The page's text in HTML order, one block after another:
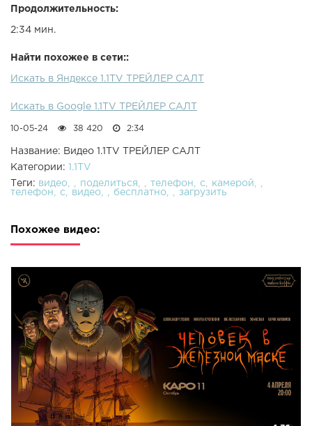
Продолжительность:
2:34 мин.
Найти похожее в сети::
Искать в Яндексе 1.1TV ТРЕЙЛЕР САЛТ
Искать в Google 1.1TV ТРЕЙЛЕР САЛТ
10-05-24 38 420 2:34
Название: Видео 1.1TV ТРЕЙЛЕР САЛТ
Категории: 1.1TV
Теги: видео поделиться телефон с
камерой
телефон
с видео бесплатно загрузить
Похожее видео: